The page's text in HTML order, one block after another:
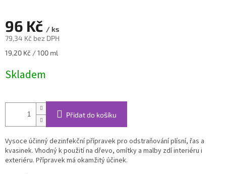
96 Kč / ks
79,34 Kč bez DPH
Měrná
19,20 Kč / 100 ml
Skladem
Přidat do košíku
Vysoce účinný dezinfekční přípravek pro odstraňování plísní, řas a
kvasinek. Vhodný k použití na dřevo, omítky a malby zdí interiéru i
exteriéru. Přípravek má okamžitý účinek.